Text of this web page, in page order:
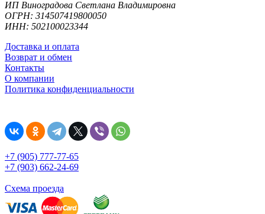
ИП Виноградова Светлана Владимировна
ОГРН: 314507419800050
ИНН: 502100023344
Доставка и оплата
Возврат и обмен
Контакты
О компании
Политика конфиденциальности
+7 (905) 777-77-65
+7 (903) 662-24-69
Схема проезда